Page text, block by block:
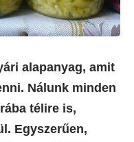
alapanyag, amit
Nálunk minden
télire is,
Egyszerűen,